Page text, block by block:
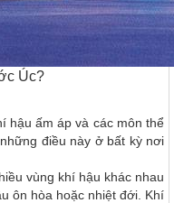
Úc?
hậu ấm áp và các môn thể
điều này ở bất kỳ nơi
vùng khí hậu khác nhau
ôn hòa hoặc nhiệt đới. Khí